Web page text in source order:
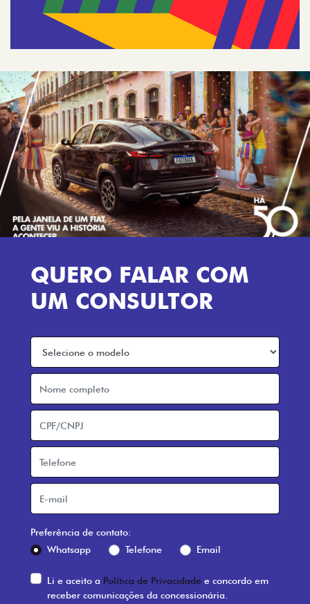
QUERO FALAR COM
UM CONSULTOR
Preferência de contato:
Whatsapp
Telefone Email
Li e aceito a Política de Privacidade e concordo em
receber comunicações da concessionária.
Entrar em contato